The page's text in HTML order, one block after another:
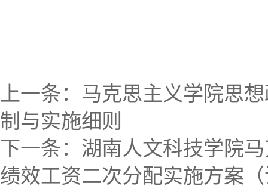
上一条： 马克思主义学院思
制与实施细则
下一条： 湖南人文科技学院
绩效工资二次分配实施方案